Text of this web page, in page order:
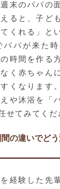
末のパパの
ると、子ど
くれる」と
パパが来た
時間を作る
く赤ちゃん
くなります
や沐浴を「
せてみてくだ
間の違いでど
経験した先